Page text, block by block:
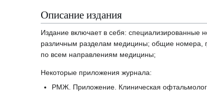
Описание издания
Издание включает в себя: специализированные
различным разделам медицины; общие номера,
по всем направлениям медицины;
Некоторые приложения журнала:
РМЖ. Приложение. Клиническая